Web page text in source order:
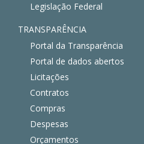
Legislação Federal
TRANSPARÊNCIA
Portal da Transparência
Portal de dados abertos
Licitações
Contratos
Compras
Despesas
Orçamentos